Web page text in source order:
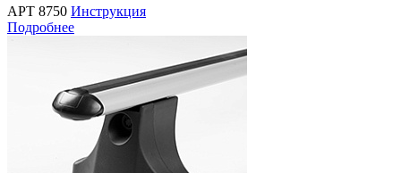
АРТ 8750 Инструкция
Подробнее